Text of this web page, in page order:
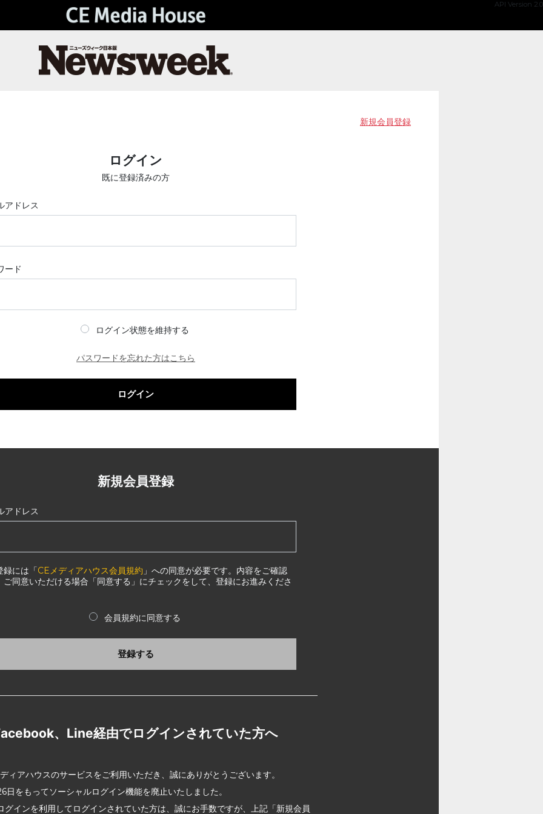
API Version 2.0
新規会員登録
ログイン
既に登録済みの方
アドレス
ード
ログイン状態を維持する
パスワードを忘れた方はこちら
ログイン
新規会員登録
アドレス
録には「CEメディアハウス会員規約 」への同意が必要です。内容をご確認
ご同意いただける場合「同意する」にチェックをして、登録にお進みくださ
会員規約に同意する
登録する
、Line経由でログインされていた方へ
ィアハウスのサービスをご利用いただき、誠にありがとうございます。
日をもってソーシャルログイン機能を廃止いたしました。
グインを利用してログインされていた方は、誠にお手数ですが、上記「新規会員